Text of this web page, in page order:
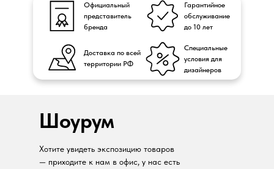
Официальный
представитель
бренда
Доставка по всей
территории РФ
Гарантийное
обслуживание
до 10 лет
Специальные
условия для
дизайнеров
Шоурум
Хотите увидеть экспозицию товаров
— приходите к нам в офис, у нас есть